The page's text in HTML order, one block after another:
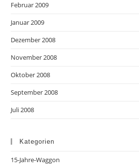
Februar 2009
Januar 2009
Dezember 2008
November 2008
Oktober 2008
September 2008
Juli 2008
Kategorien
15-Jahre-Waggon